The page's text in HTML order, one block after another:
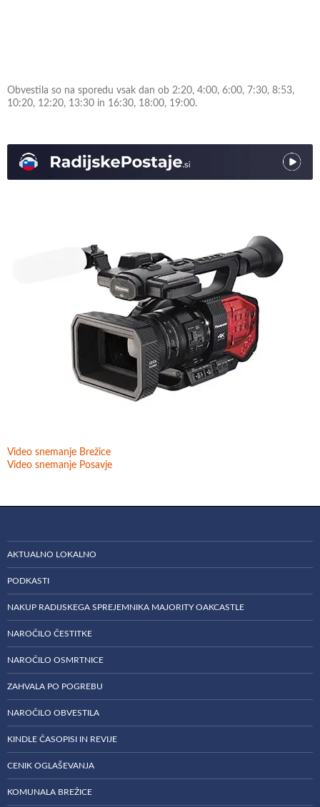
Obvestila so na sporedu vsak dan ob 2:20, 4:00, 6:00, 7:30, 8:53,
10:20, 12:20, 13:30 in 16:30, 18:00, 19:00.
Video snemanje Brežice
Video snemanje Posavje
AKTUALNO LOKALNO
PODKASTI
NAKUP RADIJSKEGA SPREJEMNIKA MAJORITY OAKCASTLE
NAROČILO ČESTITKE
NAROČILO OSMRTNICE
ZAHVALA PO POGREBU
NAROČILO OBVESTILA
KINDLE ČASOPISI IN REVIJE
CENIK OGLAŠEVANJA
KOMUNALA BREŽICE